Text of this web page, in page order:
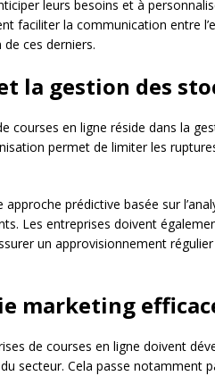
leurs besoins et à
faciliter la communication entre
ces derniers.
la gestion des
courses en ligne réside dans la
permet de limiter les
prédictive basée sur
Les entreprises doivent
un approvisionnement
marketing
de courses en ligne doivent
secteur. Cela passe notamment